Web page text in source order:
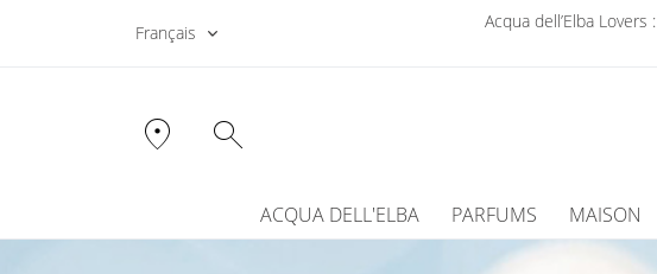
Français
Acqua dell’Elba Lovers :
location_on search
ACQUA DELL'ELBA PARFUMS MAISON